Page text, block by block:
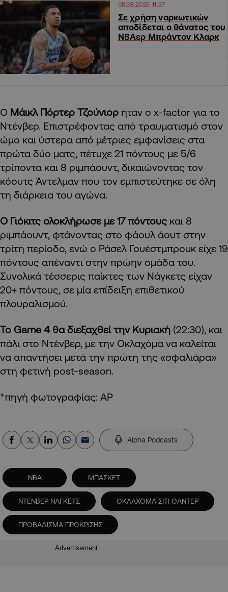
08.08.2026 11:37
Σε χρήση ναρκωτικών
αποδίδεται ο θάνατος του
ΝΒΑερ Μπράντον Κλαρκ
Ο Μάικλ Πόρτερ Τζούνιορ ήταν ο x-factor για το
Ντένβερ. Επιστρέφοντας από τραυματισμό στον
ώμο και ύστερα από μέτριες εμφανίσεις στα
πρώτα δύο ματς, πέτυχε 21 πόντους με 5/6
τρίποντα και 8 ριμπάουντ, δικαιώνοντας τον
κόουτς Άντελμαν που τον εμπιστεύτηκε σε όλη
τη διάρκεια του αγώνα.
Ο Γιόκιτς ολοκλήρωσε με 17 πόντους και 8
ριμπάουντ, φτάνοντας στο φάουλ άουτ στην
τρίτη περίοδο, ενώ ο Ράσελ Γουέστμπρουκ είχε 19
πόντους απέναντι στην πρώην ομάδα του.
Συνολικά τέσσερις παίκτες των Νάγκετς είχαν
20+ πόντους, σε μία επίδειξη επιθετικού
πλουραλισμού.
Το Game 4 θα διεξαχθεί την Κυριακή (22:30), και
πάλι στο Ντένβερ, με την Οκλαχόμα να καλείται
να απαντήσει μετά την πρώτη της «σφαλιάρα»
στη φετινή post-season.
*πηγή φωτογραφίας: AP
Alpha Podcasts
NBA ΜΠΑΣΚΕΤ
ΝΤΕΝΒΕΡ ΝΑΓΚΕΤΣ ΟΚΛΑΧΟΜΑ ΣΙΤΙ ΘΑΝΤΕΡ
ΠΡΟΒΑΔΙΣΜΑ ΠΡΟΚΡΙΣΗΣ
Advertisement